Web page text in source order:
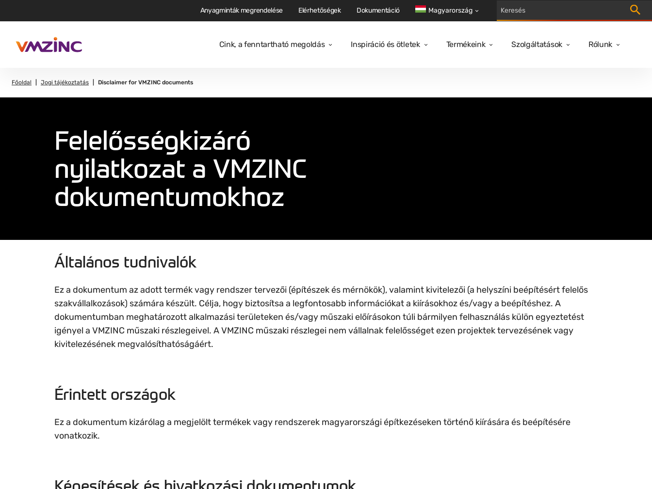
Cink, a fenntartható megoldás Inspiráció és ötletek Termékeink Szolgáltatások Rólunk
Anyagminták megrendelése Elérhetőségek Dokumentáció Magyarország
Főoldal Jogi tájékoztatás Disclaimer for VMZINC documents
Felelősségkizáró
nyilatkozat a VMZINC
dokumentumokhoz
Általános tudnivalók
Ez a dokumentum az adott termék vagy rendszer tervezői (építészek és mérnökök), valamint kivitelezői (a helyszíni beépítésért felelős
szakvállalkozások) számára készült. Célja, hogy biztosítsa a legfontosabb információkat a kiírásokhoz és/vagy a beépítéshez. A
dokumentumban meghatározott alkalmazási területeken és/vagy műszaki előírásokon túli bármilyen felhasználás külön egyeztetést
igényel a VMZINC műszaki részlegeivel. A VMZINC műszaki részlegei nem vállalnak felelősséget ezen projektek tervezésének vagy
kivitelezésének megvalósíthatóságáért.
Érintett országok
Ez a dokumentum kizárólag a megjelölt termékek vagy rendszerek magyarországi építkezéseken történő kiírására és beépítésére
vonatkozik.